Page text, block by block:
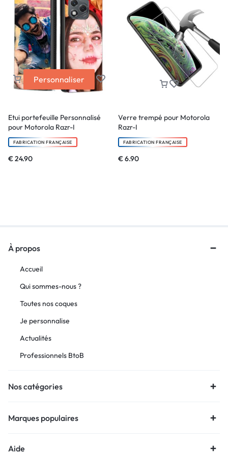
Personnaliser
Etui portefeuille Personnalisé
pour Motorola Razr-I
FABRICATION FRANÇAISE
€24.90
Verre trempé pour Motorola
Razr-I
FABRICATION FRANÇAISE
€6.90
À propos
Accueil
Qui sommes-nous ?
Toutes nos coques
Je personnalise
Actualités
Professionnels BtoB
Nos catégories
Marques populaires
Aide